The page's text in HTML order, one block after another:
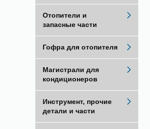
Отопители и
запасные части
Гофра для отопителя
Магистрали для
кондиционеров
Инструмент, прочие
детали и части